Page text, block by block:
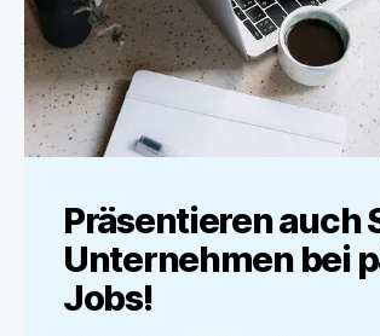
Präsentieren auch
Unternehmen bei
Jobs!